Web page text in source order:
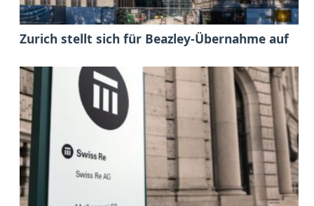
Zurich stellt sich für Beazley-Übernahme auf